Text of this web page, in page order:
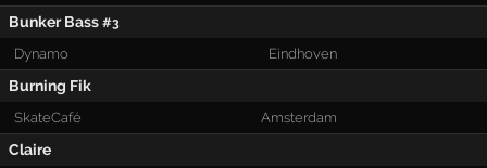
Bunker Bass#3
Dynamo Eindhoven
Burning Fik
SkateCafé Amsterdam
Claire